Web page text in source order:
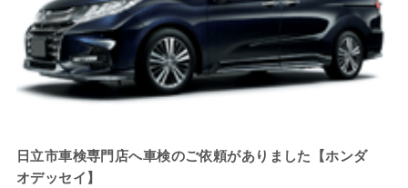
日立市車検専門店へ車検のご依頼がありました【ホンダ
オデッセイ】